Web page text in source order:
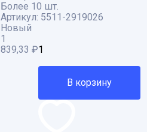
Более 10 шт.
Артикул: 5511-2919026
Новый
1
839,33 ₽
В корзину